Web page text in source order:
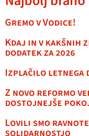
Gremo v Vodice!
Kdaj in v kakšnih
dodatek za 2026
Izplačilo letnega
Z novo reformo
dostojnejše
Lovili smo
solidarnostjo